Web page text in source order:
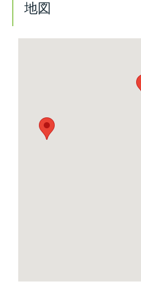
地図